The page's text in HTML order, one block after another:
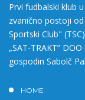
Prvi fudbalski klub
zvanično postoji
Sportski Club"
„SAT-TRAKT”
gospodin Sabolč
HOME